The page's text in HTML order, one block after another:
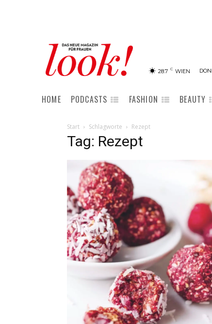
28.7 C WIEN
HOME PODCASTS FASHION BEAUTY
Start Schlagworte Rezept
Tag: Rezept